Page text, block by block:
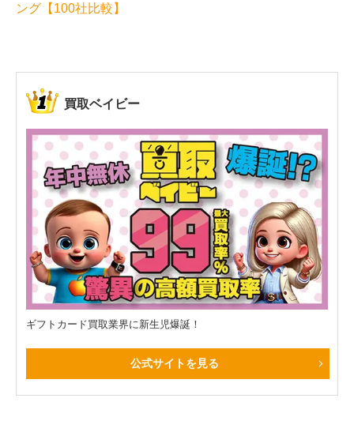
ング【 100社比較】
買取ベイビー
ギフトカード買取業界に新生児爆誕！
公式サイトを見る